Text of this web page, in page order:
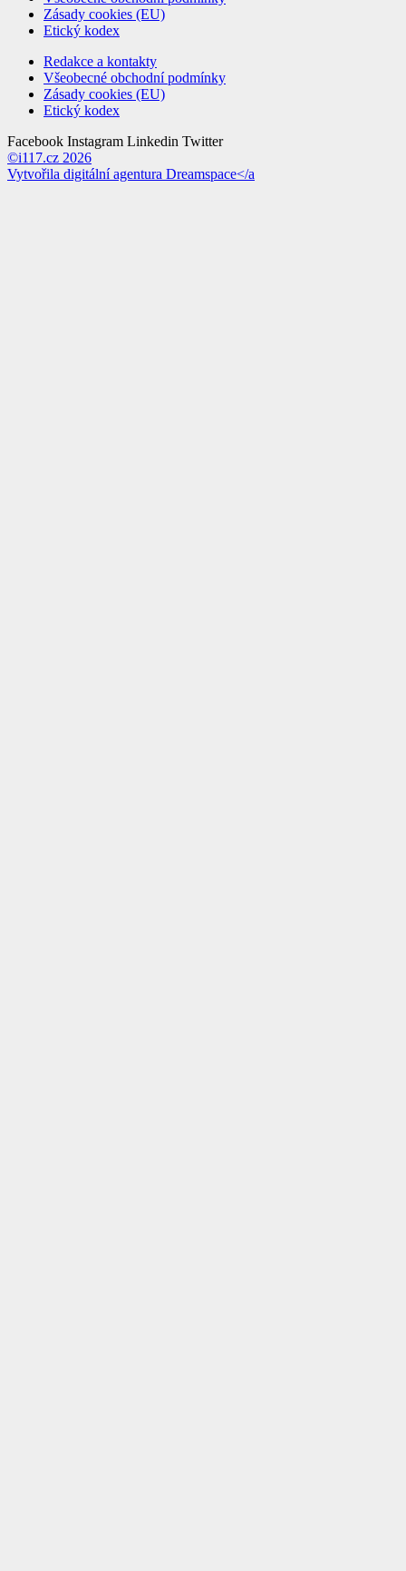
Zásady cookies (EU)
Etický kodex
Redakce a kontakty
Všeobecné obchodní podmínky
Zásady cookies (EU)
Etický kodex
Facebook Instagram Linkedin Twitter
©i117.cz 2026
Vytvořila digitální agentura Dreamspace</a